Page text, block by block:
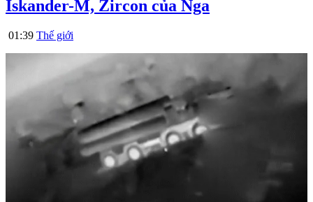
Iskander-M, Zircon của Nga
01:39 Thế giới